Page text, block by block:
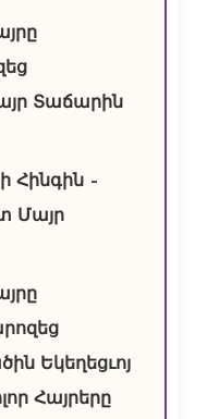
Տաճարին
Հինգին –
Մայր
Եկեղեցւոյ
Հայրերը